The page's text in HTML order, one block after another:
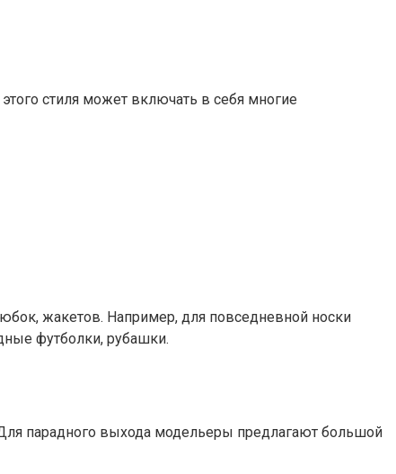
стиля может включать в себя многие
жакетов. Например, для повседневной носки
футболки, рубашки.
парадного выхода модельеры предлагают большой